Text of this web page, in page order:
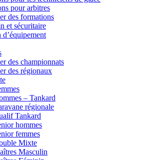
pour arbitres
des formations
et sécuritaire
des championnats
des régionaux
– Tankard
régionale
Tankard
hommes
femmes
Mixte
Masculin